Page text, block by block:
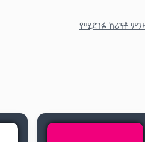
የሚደገፉ ክሪፕቶ